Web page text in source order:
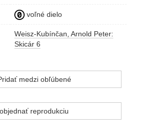
voľné dielo
Weisz-Kubínčan, Arnold Peter:
Skicár 6
medzi obľúbené
objednať reprodukciu